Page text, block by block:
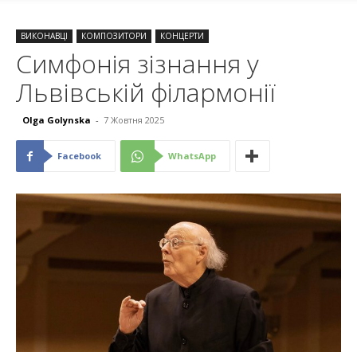
ВИКОНАВЦІ КОМПОЗИТОРИ КОНЦЕРТИ
Симфонія зізнання у
Львівській філармонії
Olga Golynska - 7 Жовтня 2025
Facebook WhatsApp